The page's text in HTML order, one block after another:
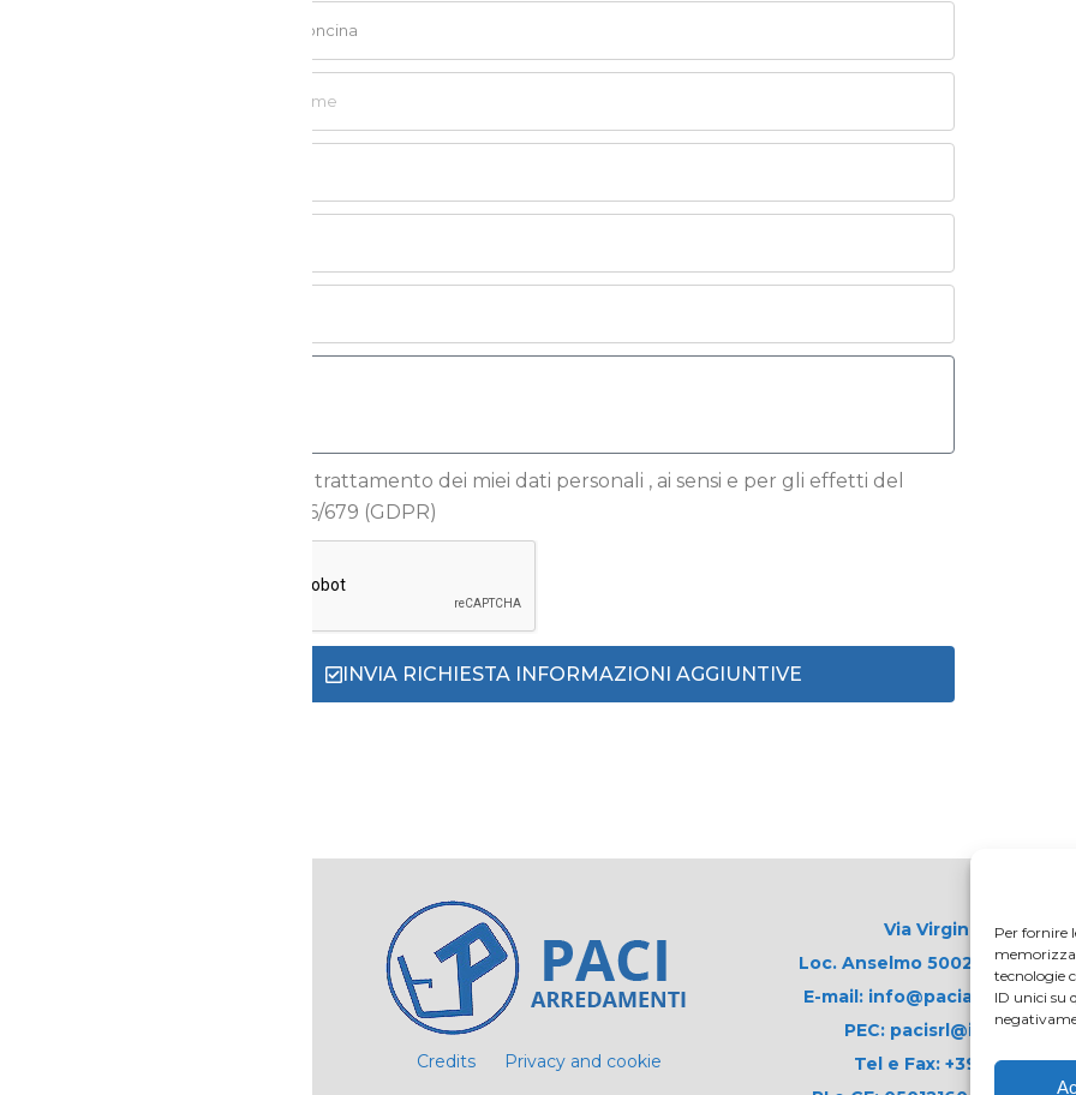
Per fornire
tecnologie
ID unici su
Autorizzo il trattamento dei miei dati personali , ai sensi e per gli effetti del
Reg.to UE 2016/679 (GDPR)
INVIA RICHIESTA INFORMAZIONI AGGIUNTIVE
Credits Privacy and cookie
Via Virginio 358/360
Loc. Anselmo 50025
E-mail:
PEC:
Tel e Fax: +39 0571